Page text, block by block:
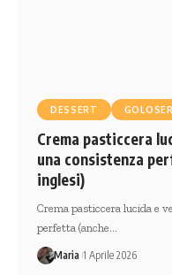
DESSERT
Crema pasticcera
una consistenza
inglesi)
Crema pasticcera lucida e
perfetta (anche…
Maria 1 Aprile 2026